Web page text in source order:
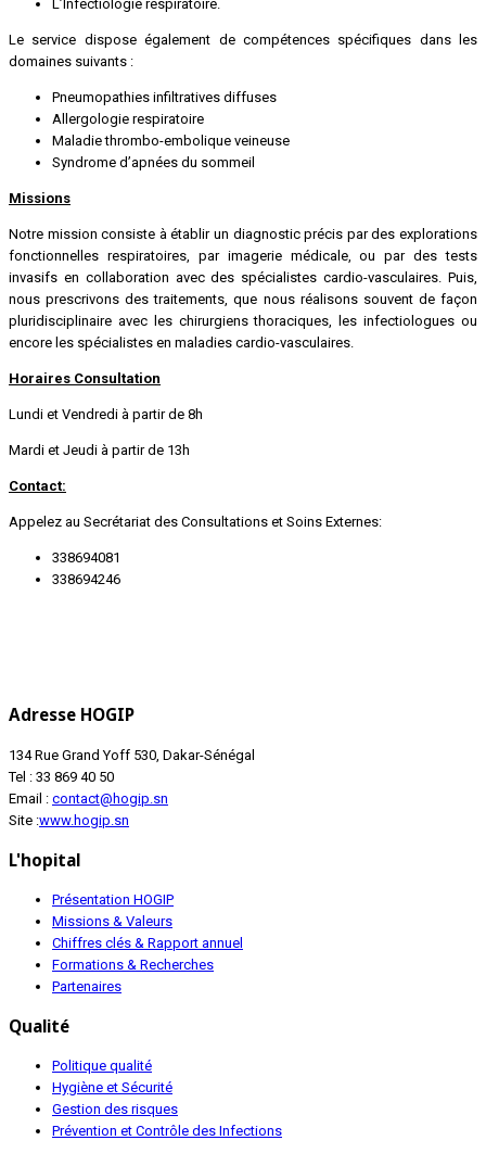
L’Infectiologie respiratoire.
Le service dispose également de compétences spécifiques dans les
domaines suivants :
Pneumopathies infiltratives diffuses
Allergologie respiratoire
Maladie thrombo-embolique veineuse
Syndrome d’apnées du sommeil
Missions
Notre mission consiste à établir un diagnostic précis par des explorations
fonctionnelles respiratoires, par imagerie médicale, ou par des tests
invasifs en collaboration avec des spécialistes cardio-vasculaires. Puis,
nous prescrivons des traitements, que nous réalisons souvent de façon
pluridisciplinaire avec les chirurgiens thoraciques, les infectiologues ou
encore les spécialistes en maladies cardio-vasculaires.
Horaires Consultation
Lundi et Vendredi à partir de 8h
Mardi et Jeudi à partir de 13h
Contact:
Appelez au Secrétariat des Consultations et Soins Externes:
338694081
338694246
Adresse HOGIP
134 Rue Grand Yoff 530, Dakar-Sénégal
Tel : 33 869 40 50
Email : contact@hogip.sn
Site :www.hogip.sn
L'hopital
Présentation HOGIP
Missions & Valeurs
Chiffres clés & Rapport annuel
Formations & Recherches
Partenaires
Qualité
Politique qualité
Hygiène et Sécurité
Gestion des risques
Prévention et Contrôle des Infections